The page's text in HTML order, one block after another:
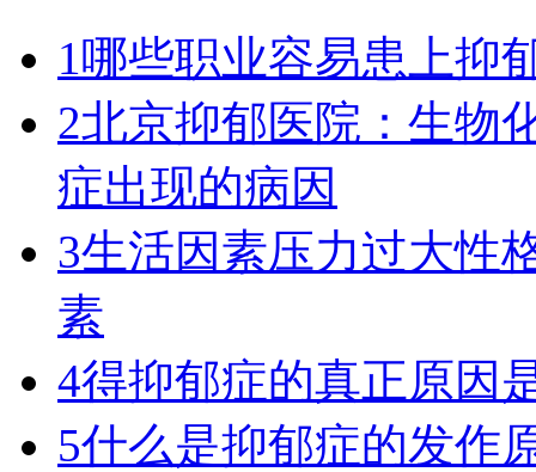
1哪些职业容易患上抑
2北京抑郁医院：生物
症出现的病因
3生活因素压力过大性
素
4得抑郁症的真正原因
5什么是抑郁症的发作